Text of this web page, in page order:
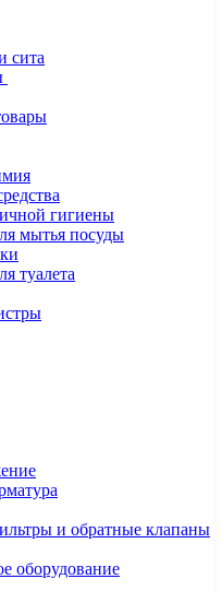
сита
гигиены
мытья посуды
туалета
и обратные клапаны
оборудование